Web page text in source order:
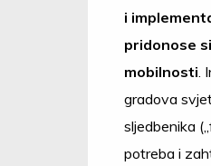
i
pridonose
mobilnosti.
gradova
sljedbenika
potreba i